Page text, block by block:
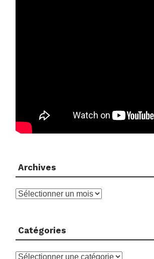
Archives
Archives
Catégories
Catégories